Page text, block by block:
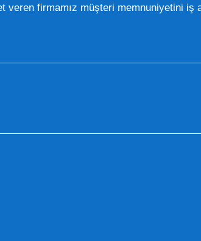
veren firmamız müşteri memnuniyetini